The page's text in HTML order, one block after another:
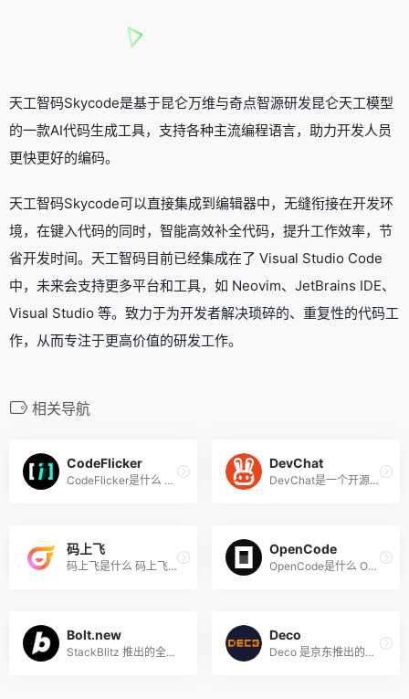
天工智码Skycode是基于昆仑万维与奇点智源研发昆仑天工模型
的一款AI代码生成工具，支持各种主流编程语言，助力开发人员
更快更好的编码。
天工智码Skycode可以直接集成到编辑器中，无缝衔接在开发环
境，在键入代码的同时，智能高效补全代码，提升工作效率，节
省开发时间。天工智码目前已经集成在了 Visual Studio Code
中，未来会支持更多平台和工具，如 Neovim、JetBrains IDE、
Visual Studio 等。致力于为开发者解决琐碎的、重复性的代码工
作，从而专注于更高价值的研发工作。
相关导航
CodeFlicker
CodeFlicker是什么 CodeFlick...
DevChat
DevChat是一个开源的AI编程助...
码上飞
码上飞是什么 码上飞（CodeFl...
OpenCode
OpenCode是什么 OpenCode 是...
Bolt.new
StackBlitz 推出的全栈AI代码...
Deco
Deco 是京东推出的智能将设计...